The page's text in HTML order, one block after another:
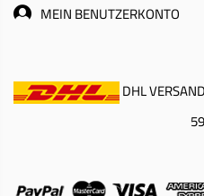
MEIN BENUTZERKONTO
DHL